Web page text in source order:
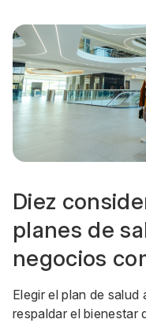
Diez
planes de
negocios
Elegir el plan de
respaldar el bienestar